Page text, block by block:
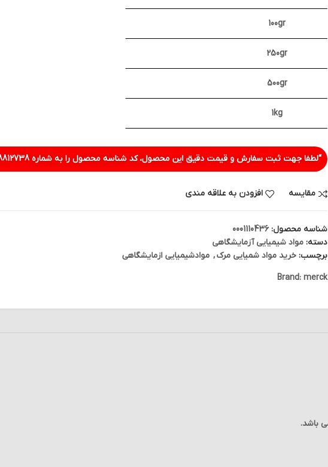
100gr
250gr
500gr
1kg
“لطفا جهت ثبت سفارش و قیمت دقیق این محصول، کد شناسه محصول را به شماره
مقایسه افزودن به علاقه مندی
شناسه محصول: 0001110436
دسته: مواد شیمیایی آزمایشگاهی
برچسب: خرید مواد شمیایی مرک, موادشیمیایی ازمایشگاهی
Brand: merck